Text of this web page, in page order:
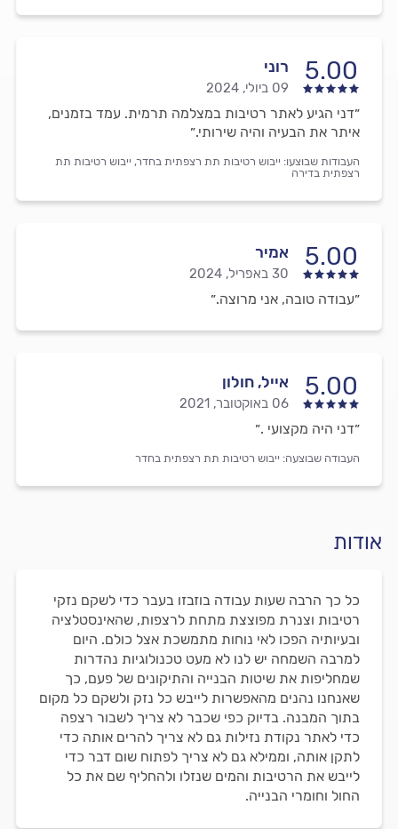
5.00 רוני
09 ביולי, 2024
״דני הגיע לאתר רטיבות במצלמה תרמית. עמד בזמנים,
איתר את הבעיה והיה שירותי.״
העבודות שבוצעו: ייבוש רטיבות תת רצפתית בחדר, ייבוש רטיבות תת
רצפתית בדירה
5.00 אמיר
30 באפריל, 2024
״עבודה טובה, אני מרוצה.״
5.00 אייל, חולון
06 באוקטובר, 2021
״דני היה מקצועי .״
העבודה שבוצעה: ייבוש רטיבות תת רצפתית בחדר
אודות
כל כך הרבה שעות עבודה בוזבזו בעבר כדי לשקם נזקי
רטיבות וצנרת מפוצצת מתחת לרצפות, שהאינסטלציה
ובעיותיה הפכו לאי נוחות מתמשכת אצל כולם. היום
למרבה השמחה יש לנו לא מעט טכנולוגיות נהדרות
שמחליפות את שיטות הבנייה והתיקונים של פעם, כך
שאנחנו נהנים מהאפשרות לייבש כל נזק ולשקם כל מקום
בתוך המבנה. בדיוק כפי שכבר לא צריך לשבור רצפה
כדי לאתר נקודת נזילות גם לא צריך להרים אותה כדי
לתקן אותה, וממילא גם לא צריך לפתוח שום דבר כדי
לייבש את הרטיבות והמים שנזלו ולהחליף שם את כל
החול וחומרי הבנייה.